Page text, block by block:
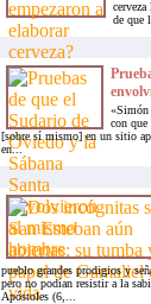
de que
«Simón
con
[sobre sí mismo] en un sitio
en...
pueblo grandes prodigios y
pero no podían resistir a la
Apóstoles (6,...